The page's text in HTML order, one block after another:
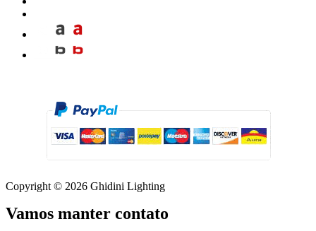
Copyright © 2026 Ghidini Lighting
Vamos manter contato